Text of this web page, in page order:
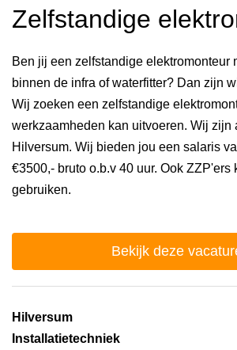
Zelfstandige
Ben jij een zelfstandige elektromonteur
binnen de infra of waterfitter? Dan zijn
Wij zoeken een zelfstandige
werkzaamheden kan uitvoeren. Wij zijn
Hilversum. Wij bieden jou een salaris
€3500,- bruto o.b.v 40 uur. Ook ZZP'ers
gebruiken.
Bekijk deze
Hilversum
Installatietechniek